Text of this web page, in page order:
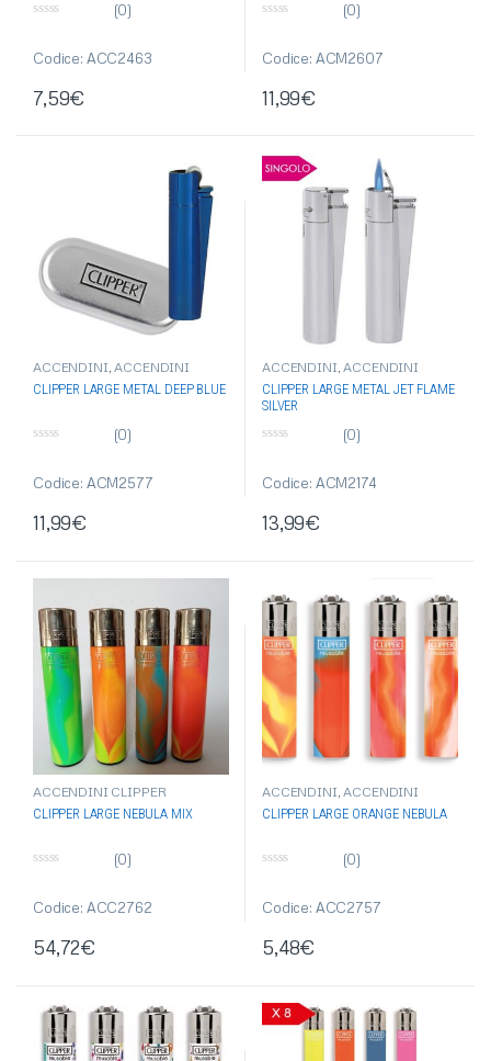
u
5
(0)
Codice: ACC2463
7,59€
u
5
(0)
Codice: ACM2607
11,99€
ACCENDINI,ACCENDINI
CLIPPER ,ACCENDINI IN
METALLO,ACCENDINI
CLIPPER LARGE METAL DEEP BLUE
u
5
(0)
Codice: ACM2577
11,99€
ACCENDINI,ACCENDINI
CLIPPER ,ACCENDINI
ELETTRONICI,ACCENDINI IN
METALLO
ARTICOLI SINGOLI
CLIPPER LARGE METAL JET FLAME
SILVER
u
5
(0)
Codice: ACM2174
13,99€
ACCENDINI CLIPPER
CLIPPER LARGE NEBULA MIX
u
5
(0)
Codice: ACC2762
54,72€
ACCENDINI,ACCENDINI
CLIPPER
CLIPPER LARGE ORANGE NEBULA
u
5
(0)
Codice: ACC2757
5,48€